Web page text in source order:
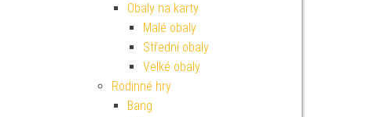
Obaly na karty
Malé obaly
Střední obaly
Velké obaly
Rodinné hry
Bang